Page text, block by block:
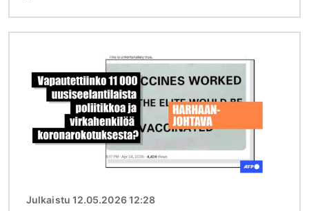
Julkaistu 12.05.2026 12:28